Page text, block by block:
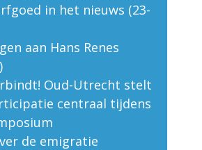
in het nieuws (23-
aan Hans Renes
Oud-Utrecht stelt
centraal tijdens
de emigratie